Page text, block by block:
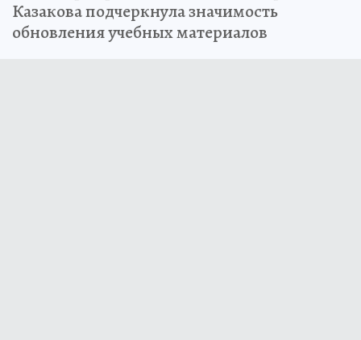
Казакова подчеркнула значимость
обновления учебных материалов